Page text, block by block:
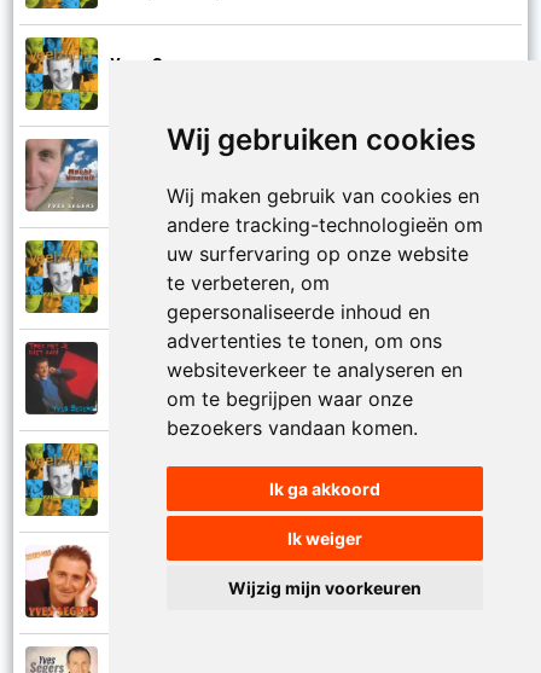
Wij gebruiken cookies
Wij maken gebruik van cookies en
andere tracking-technologieën om
uw surfervaring op onze website
te verbeteren, om
gepersonaliseerde inhoud en
advertenties te tonen, om ons
websiteverkeer te analyseren en
om te begrijpen waar onze
bezoekers vandaan komen.
Ik ga akkoord
Ik weiger
Wijzig mijn voorkeuren
Yves Segers
Yves Segers
Voor je gaat
Yves Segers
Voor jou
Yves Segers